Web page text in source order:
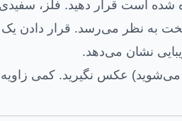
شده است قرار دهید. فلز،
به نظر می‌رسد. قرار دادن
نشان می‌دهد.
عکس نگیرید. کمی زاویه